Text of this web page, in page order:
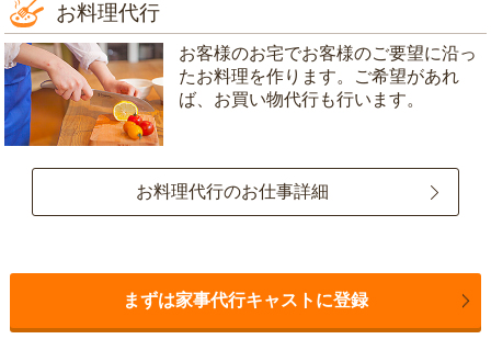
お料理代行
お客様のお宅でお客様のご要望に沿っ
たお料理を作ります。ご希望があれ
ば、お買い物代行も行います。
お料理代行のお仕事詳細
まずは家事代行キャストに登録